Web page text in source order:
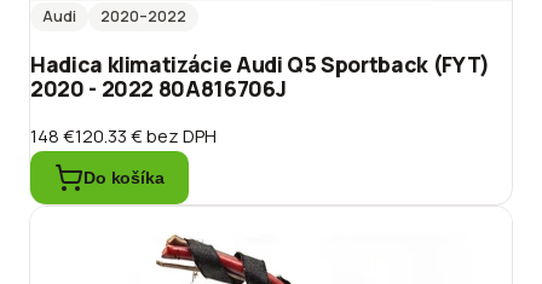
Audi 2020–2022
Hadica klimatizácie Audi Q5 Sportback (FYT)
2020 - 2022 80A816706J
148 €120.33 €bez DPH
Do košíka